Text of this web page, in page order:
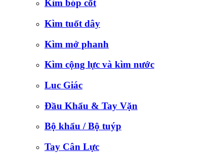
Kìm bóp cốt
Kìm tuốt dây
Kìm mở phanh
Kìm cộng lực và kìm nước
Luc Giác
Đầu Khẩu & Tay Vặn
Bộ khẩu / Bộ tuýp
Tay Cân Lực